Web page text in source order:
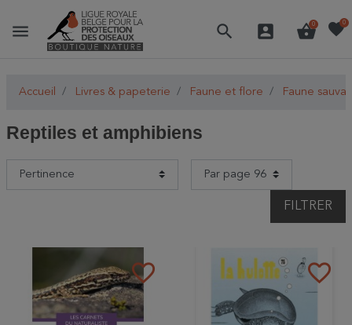
menu search account_box shopping_basket
0 favorite0
Accueil Livres & papeterie Faune et flore Faune
Reptiles et amphibiens
FILTRER
favorite_border favorite_border